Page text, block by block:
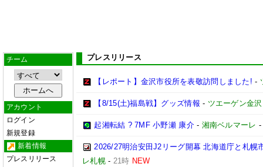
チーム
アカウント
ログイン
新規登録
新着情報
プレスリリース
プレスリリース
【レポート】金沢市役所を表敬訪問しました! -
【8/15(土)福島戦】グッズ情報 - ツエーゲン金沢
起湘転結 ? 7MF 小野瀬 康介- 湘南ベルマーレ
2026/27明治安田J2リーグ開幕 北海道庁と札幌
レ札幌- 21時 NEW